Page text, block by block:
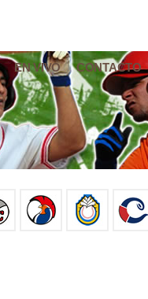
EN VIVO CONTACTO